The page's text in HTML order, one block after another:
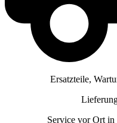
Ersatzteile,
Service vor Ort